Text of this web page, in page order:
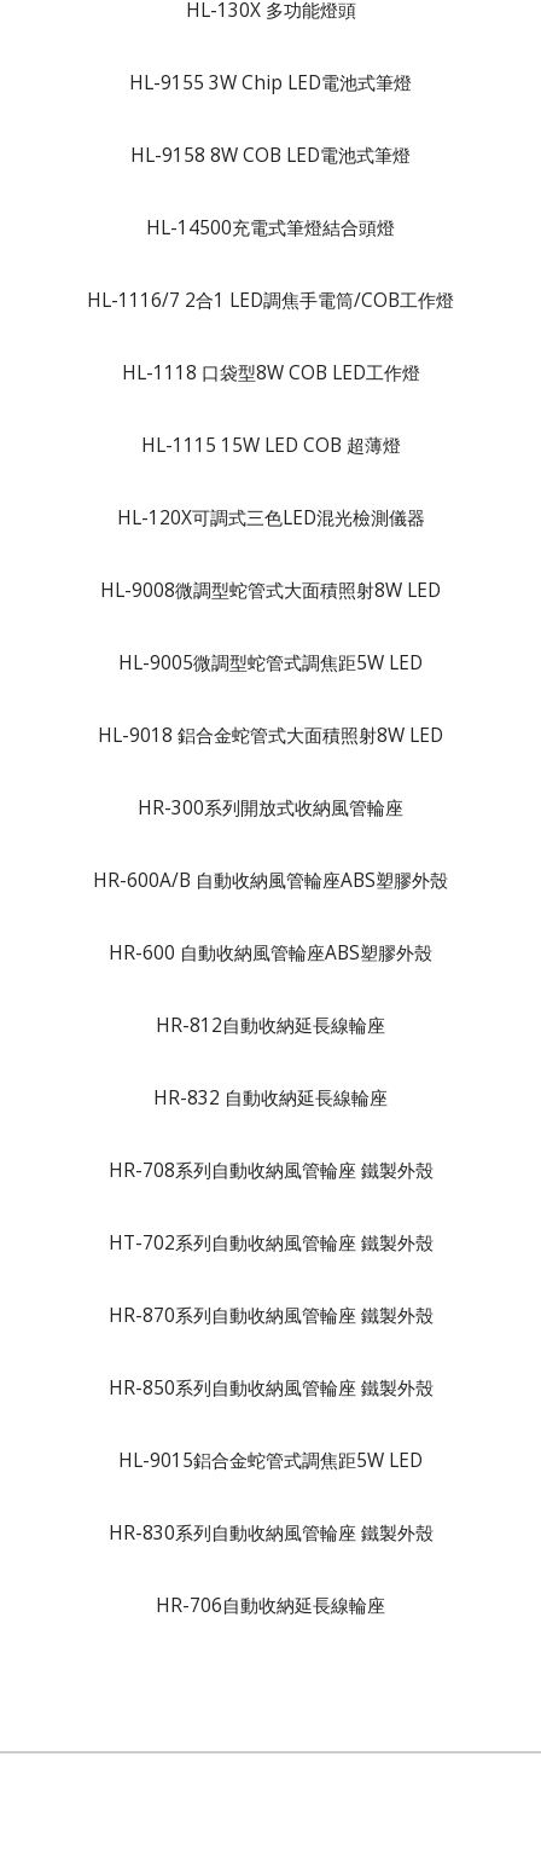
HL-130X 多功能燈頭
HL-9155 3W Chip LED電池式筆燈
HL-9158 8W COB LED電池式筆燈
HL-14500充電式筆燈結合頭燈
HL-1116/7 2合1 LED調焦手電筒/COB工作燈
HL-1118 口袋型8W COB LED工作燈
HL-1115 15W LED COB 超薄燈
HL-120X可調式三色LED混光檢測儀器
HL-9008微調型蛇管式大面積照射8W LED
HL-9005微調型蛇管式調焦距5W LED
HL-9018 鋁合金蛇管式大面積照射8W LED
HR-300系列開放式收納風管輪座
HR-600A/B 自動收納風管輪座ABS塑膠外殼
HR-600 自動收納風管輪座ABS塑膠外殼
HR-812自動收納延長線輪座
HR-832 自動收納延長線輪座
HR-708系列自動收納風管輪座 鐵製外殼
HT-702系列自動收納風管輪座 鐵製外殼
HR-870系列自動收納風管輪座 鐵製外殼
HR-850系列自動收納風管輪座 鐵製外殼
HL-9015鋁合金蛇管式調焦距5W LED
HR-830系列自動收納風管輪座 鐵製外殼
HR-706自動收納延長線輪座